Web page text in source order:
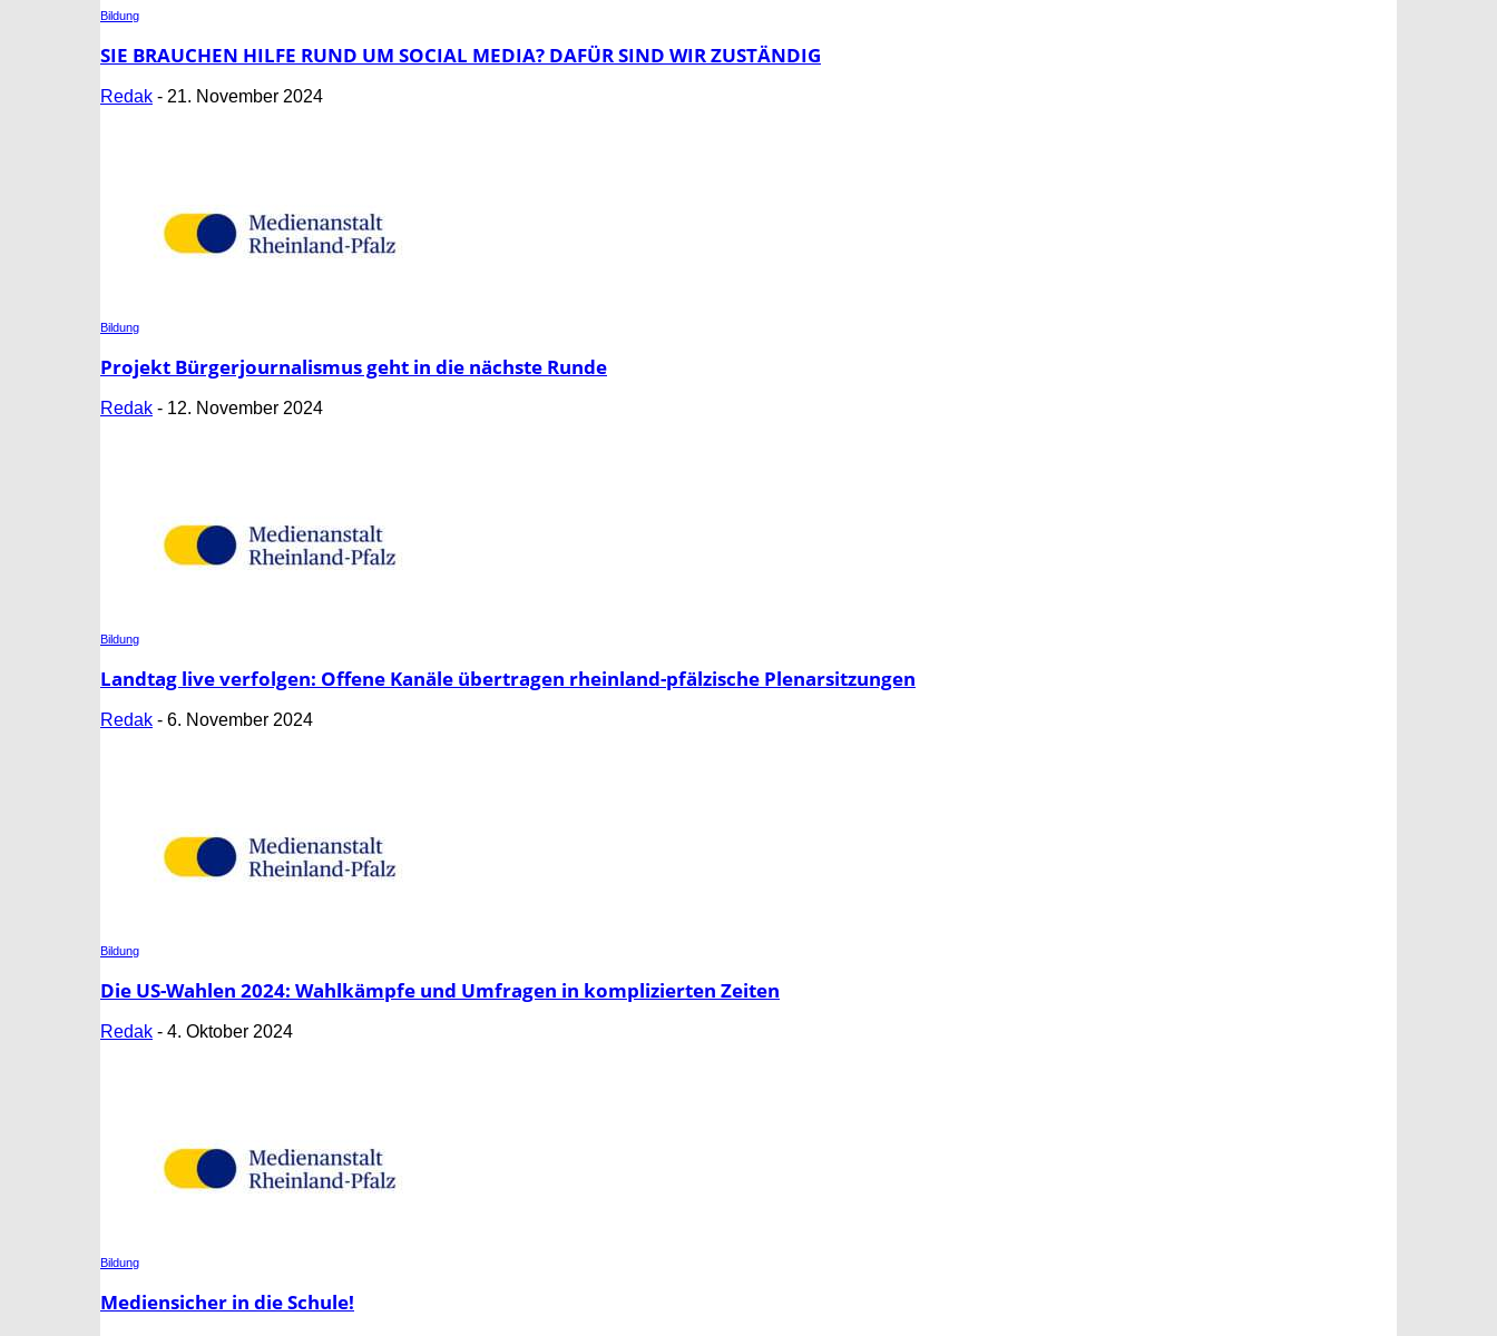
Bildung
SIE BRAUCHEN HILFE RUND UM SOCIAL MEDIA? DAFÜR SIND WIR ZUSTÄNDIG
Redak - 21. November 2024
Bildung
Projekt Bürgerjournalismus geht in die nächste Runde
Redak - 12. November 2024
Bildung
Landtag live verfolgen: Offene Kanäle übertragen rheinland-pfälzische Plenarsitzungen
Redak - 6. November 2024
Bildung
Die US-Wahlen 2024: Wahlkämpfe und Umfragen in komplizierten Zeiten
Redak - 4. Oktober 2024
Bildung
Mediensicher in die Schule!